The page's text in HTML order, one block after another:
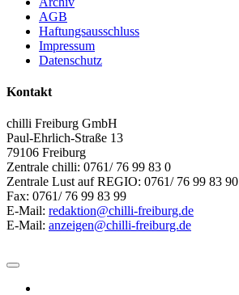
AGB
Haftungsausschluss
Impressum
Datenschutz
Kontakt
chilli Freiburg GmbH
Paul-Ehrlich-Straße 13
79106 Freiburg
Zentrale chilli: 0761/ 76 99 83 0
Zentrale Lust auf REGIO: 0761/ 76 99 83 90
Fax: 0761/ 76 99 83 99
E-Mail: redaktion@chilli-freiburg.de
E-Mail: anzeigen@chilli-freiburg.de